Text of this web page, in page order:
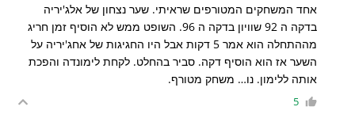
אחד המשחקים המטורפים שראיתי. שער נצחון של אלג'יריה
בדקה ה 92 שוויון בדקה ה 96. השופט ממש לא הוסיף זמן חריג
מההתחלה הוא אמר 5 דקות אבל היו החגיגות של אחג'יריה על
השער אז הוא הוסיף דקה. סביר בהחלט. לקחת לימונדה והפכת
אותה ללימון. נו… משחק מטורף.
5